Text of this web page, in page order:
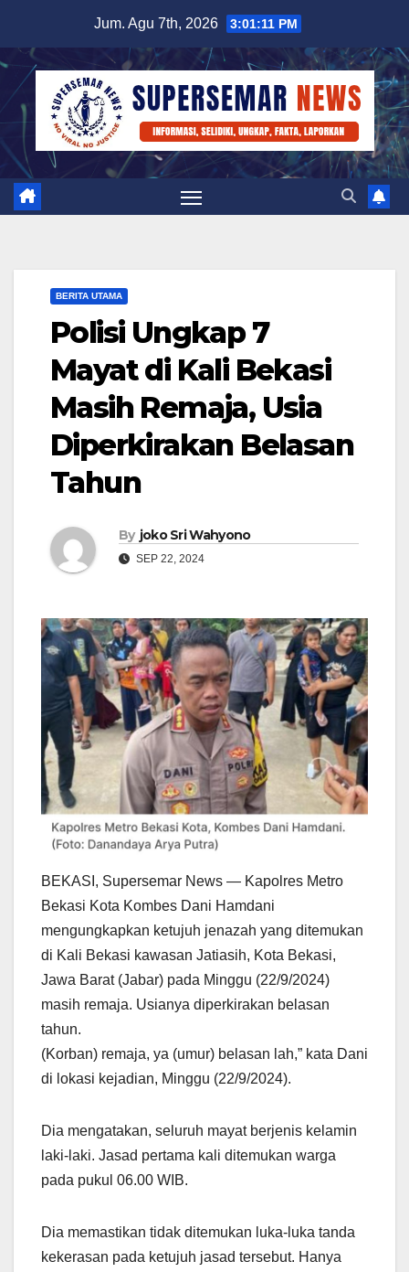
content
Jum. Agu 7th, 2026 3:01:12 PM
BERITA UTAMA
Polisi Ungkap 7
Mayat di Kali Bekasi
Masih Remaja, Usia
Diperkirakan Belasan
Tahun
By joko Sri Wahyono
SEP 22, 2024
BEKASI, Supersemar News — Kapolres Metro
Bekasi Kota Kombes Dani Hamdani
mengungkapkan ketujuh jenazah yang ditemukan
di Kali Bekasi kawasan Jatiasih, Kota Bekasi,
Jawa Barat (Jabar) pada Minggu (22/9/2024)
masih remaja. Usianya diperkirakan belasan
tahun.
(Korban) remaja, ya (umur) belasan lah,” kata Dani
di lokasi kejadian, Minggu (22/9/2024).
Dia mengatakan, seluruh mayat berjenis kelamin
laki-laki. Jasad pertama kali ditemukan warga
pada pukul 06.00 WIB.
Dia memastikan tidak ditemukan luka-luka tanda
kekerasan pada ketujuh jasad tersebut. Hanya